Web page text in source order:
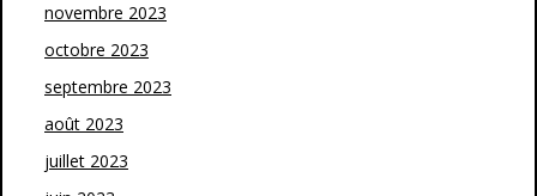
novembre 2023
octobre 2023
septembre 2023
août 2023
juillet 2023